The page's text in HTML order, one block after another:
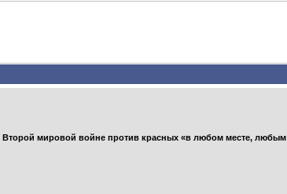
Второй мировой войне против красных «в любом месте, любым